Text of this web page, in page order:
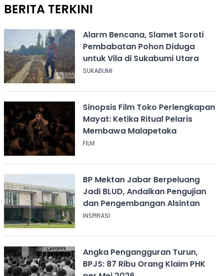
BERITA TERKINI
Alarm Bencana, Slamet Soroti
Pembabatan Pohon Diduga
untuk Vila di Sukabumi Utara
SUKABUMI
Sinopsis Film Toko Perlengkapan
Mayat: Ketika Ritual Pelaris
Membawa Malapetaka
FILM
BP Mektan Jabar Berpeluang
Jadi BLUD, Andalkan Pengujian
dan Pengembangan Alsintan
INSPIRASI
Angka Pengangguran Turun,
BPJS: 87 Ribu Orang Klaim PHK